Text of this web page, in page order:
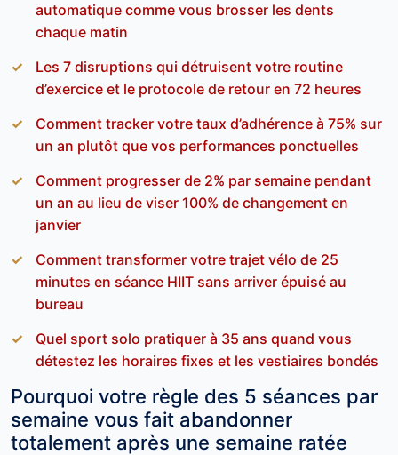
automatique comme vous brosser les dents
chaque matin
Les 7 disruptions qui détruisent votre routine
d’exercice et le protocole de retour en 72 heures
Comment tracker votre taux d’adhérence à 75% sur
un an plutôt que vos performances ponctuelles
Comment progresser de 2% par semaine pendant
un an au lieu de viser 100% de changement en
janvier
Comment transformer votre trajet vélo de 25
minutes en séance HIIT sans arriver épuisé au
bureau
Quel sport solo pratiquer à 35 ans quand vous
détestez les horaires fixes et les vestiaires bondés
Pourquoi votre règle des 5 séances par
semaine vous fait abandonner
totalement après une semaine ratée